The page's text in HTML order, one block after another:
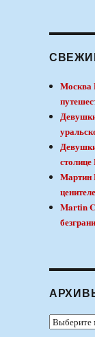
Москва
столице
Мартин
Martin
Архивы